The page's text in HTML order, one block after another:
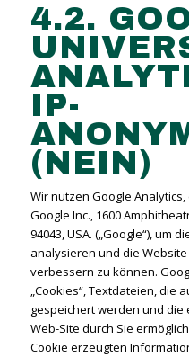
4.2.
IP-
(NEIN)
Wir nutzen Google
Google Inc., 1600
94043, USA. („Google“), um
analysieren und die
verbessern zu können.
„Cookies“, Textdateien, die
gespeichert werden und die
Web-Site durch Sie
Cookie erzeugten